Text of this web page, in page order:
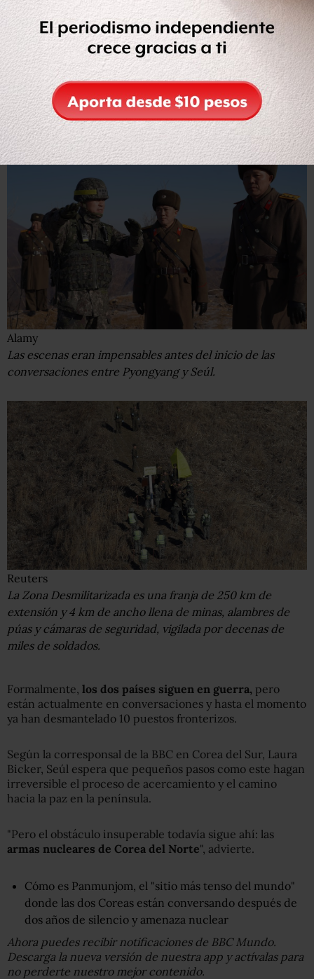
EPA
La llamada Zona Desmilitarizada es en realidad una de las
regiones más militarizadas del mundo.
Alamy
Las escenas eran impensables antes del inicio de las
conversaciones entre Pyongyang y Seúl.
Reuters
La Zona Desmilitarizada es una franja de 250 km de
extensión y 4 km de ancho llena de minas, alambres de
púas y cámaras de seguridad, vigilada por decenas de
miles de soldados.
Formalmente, los dos países siguen en guerra, pero
están actualmente en conversaciones y hasta el momento
ya han desmantelado 10 puestos fronterizos.
Según la corresponsal de la BBC en Corea del Sur, Laura
Bicker, Seúl espera que pequeños pasos como este hagan
irreversible el proceso de acercamiento y el camino
hacia la paz en la península.
"Pero el obstáculo insuperable todavía sigue ahí: las
armas nucleares de Corea del Norte", advierte.
Cómo es Panmunjom, el "sitio más tenso del mundo"
donde las dos Coreas están conversando después de
dos años de silencio y amenaza nuclear
Ahora puedes recibir notificaciones de BBC Mundo.
Descarga la nueva versión de nuestra app y actívalas para
no perderte nuestro mejor contenido.